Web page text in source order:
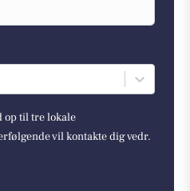
op til tre lokale
vil kontakte dig vedr.